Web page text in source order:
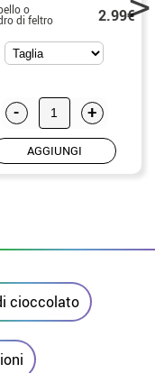
o
di feltro 2.99€
- +
AGGIUNGI
cioccolato